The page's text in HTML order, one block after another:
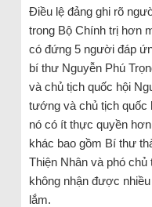
Điều lệ đảng ghi rõ
trong Bộ Chính trị hơn
có đứng 5 người đáp
bí thư Nguyễn Phú
và chủ tịch quốc hội
tướng và chủ tịch quốc
nó có ít thực quyền
khác bao gồm Bí thư
Thiện Nhân và phó chủ
không nhận được
lắm.